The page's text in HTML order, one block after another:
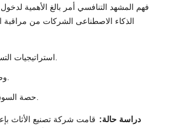
فهم المشهد التنافسي أمر بالغ الأهمية
الذكاء الاصطناعى الشركات من
استراتيجيات التسعير عبر المناطق.
وضع المنتج والتمايز.
حصة السوق واتجاهات الأداء.
دراسة حالة: قامت شركة تصنيع الأثاث